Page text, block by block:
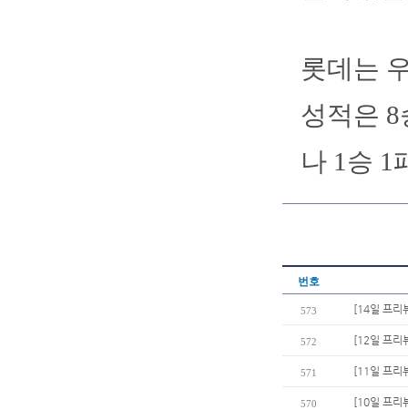
롯데는
성적은 8
나 1승 1
번호
573 [14일 프리
572 [12일 프리
571 [11일 프리
570 [10일 프리